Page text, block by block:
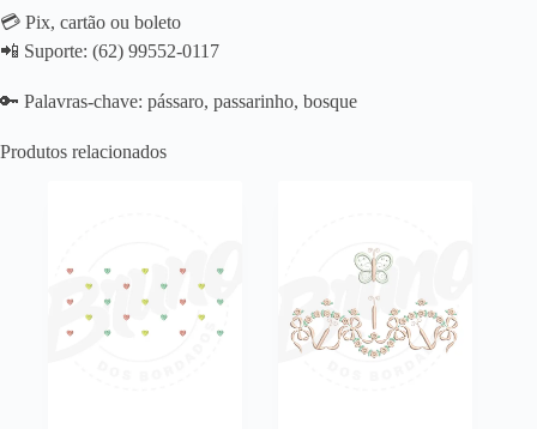
💳 Pix, cartão ou boleto
📲 Suporte: (62) 99552-0117
🔑 Palavras-chave: pássaro, passarinho, bosque
Produtos relacionados